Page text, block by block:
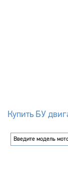
Купить БУ